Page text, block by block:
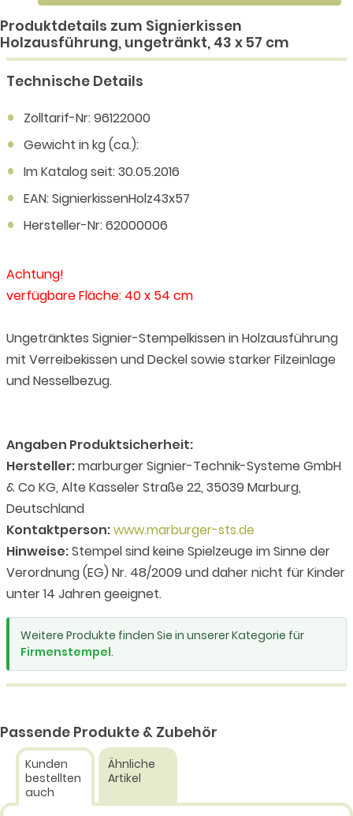
Produktdetails zum Signierkissen
Holzausführung, ungetränkt, 43 x 57 cm
Technische Details
Zolltarif-Nr: 96122000
Gewicht in kg (ca.):
Im Katalog seit: 30.05.2016
EAN: SignierkissenHolz43x57
Hersteller-Nr: 62000006
Achtung!
verfügbare Fläche: 40 x 54 cm
Ungetränktes Signier-Stempelkissen in Holzausführung
mit Verreibekissen und Deckel sowie starker Filzeinlage
und Nesselbezug.
Angaben Produktsicherheit:
Hersteller:marburger Signier-Technik-Systeme GmbH
& Co KG, Alte Kasseler Straße 22, 35039 Marburg,
Deutschland
Kontaktperson:www.marburger-sts.de
Hinweise:Stempel sind keine Spielzeuge im Sinne der
Verordnung (EG) Nr. 48/2009 und daher nicht für Kinder
unter 14 Jahren geeignet.
Weitere Produkte finden Sie in unserer Kategorie für
Firmenstempel.
Passende Produkte & Zubehör
Kunden
bestellten
auch
Ähnliche
Artikel